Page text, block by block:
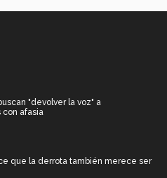
"devolver la voz" a
con afasia
que la derrota también merece ser